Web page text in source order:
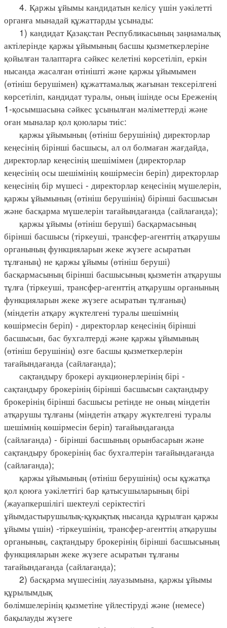
4. Қаржы ұйымы кандидатын келісу үшін уәкілетті
органға мынадай құжаттарды ұсынады:
1) кандидат Қазақстан Республикасының заңнамалық
актілерінде қаржы ұйымының басшы қызметкерлеріне
қойылған талаптарға сәйкес келетіні көрсетіліп, еркін
нысанда жасалған өтінішті және қаржы ұйымымен
(өтініш берушімен) құжаттамалық жағынан тексерілгені
көрсетіліп, кандидат туралы, оның ішінде осы Ереженің
1-қосымшасына сәйкес ұсынылған мәліметтерді және
оған мыналар қол қоюлары тиіс:
қаржы ұйымының (өтініш берушінің) директорлар
кеңесінің бірінші басшысы, ал ол болмаған жағдайда,
директорлар кеңесінің шешімімен (директорлар
кеңесінің осы шешімінің көшірмесін беріп) директорлар
кеңесінің бір мүшесі - директорлар кеңесінің мүшелерін,
қаржы ұйымының (өтініш берушінің) бірінші басшысын
және басқарма мүшелерін тағайындағанда (сайлағанда);
қаржы ұйымы (өтініш беруші) басқармасының
бірінші басшысы (тіркеуші, трансфер-агенттің атқарушы
органының функцияларын жеке жүзеге асыратын
тұлғаның) не қаржы ұйымы (өтініш беруші)
басқармасының бірінші басшысының қызметін атқарушы
тұлға (тіркеуші, трансфер-агенттің атқарушы органының
функцияларын жеке жүзеге асыратын тұлғаның)
(міндетін атқару жүктелгені туралы шешімнің
көшірмесін беріп) - директорлар кеңесінің бірінші
басшысын, бас бухгалтерді және қаржы ұйымының
(өтініш берушінің) өзге басшы қызметкерлерін
тағайындағанда (сайлағанда);
сақтандыру брокері аукционерлерінің бірі -
сақтандыру брокерінің бірінші басшысын сақтандыру
брокерінің бірінші басшысы ретінде не оның міндетін
атқарушы тұлғаны (міндетін атқару жүктелгені туралы
шешімнің көшірмесін беріп) тағайындағанда
(сайлағанда) - бірінші басшының орынбасарын және
сақтандыру брокерінің бас бухгалтерін тағайындағанда
(сайлағанда);
қаржы ұйымының (өтініш берушінің) осы құжатқа
қол қоюға уәкілеттігі бар қатысушыларының бірі
(жауапкершілігі шектеулі серіктестігі
ұйымдастырушылық-құқықтық нысанда құрылған қаржы
ұйымы үшін) -тіркеушінің, трансфер-агенттің атқарушы
органының, сақтандыру брокерінің бірінші басшысының
функцияларын жеке жүзеге асыратын тұлғаны
тағайындағанда (сайлағанда);
2) басқарма мүшесінің лауазымына, қаржы ұйымы
құрылымдық
бөлімшелерінің қызметіне үйлестіруді және (немесе)
бақылауды жүзеге